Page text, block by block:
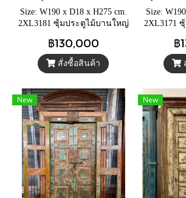
Size: W190 x D18 x H275 cm.
2XL3181 ซุ้มประตูไม้บานใหญ่
โค้งแกะสลักลวดลายบนพาเนล
บานประตูคู่ไม้หนาคาดแถบ
฿130,000
สั่งซื้อสินค้า
Size:
2XL3171
แกะสลักล
พาเนล บา
฿
New New